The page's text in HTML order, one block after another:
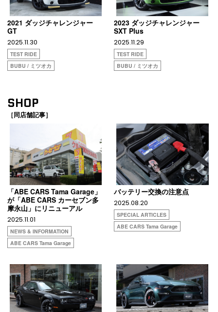
2021 ダッジチャレンジャー
GT
2025.11.30
TEST RIDE
BUBU / ミツオカ
2023 ダッジチャレンジャー
SXT Plus
2025.11.29
TEST RIDE
BUBU / ミツオカ
SHOP
［同店舗記事］
「ABE CARS Tama Garage」
が「ABE CARS カーセブン多
摩永山」にリニューアル
2025.11.01
NEWS & INFORMATION
ABE CARS Tama Garage
バッテリー交換の注意点
2025.08.20
SPECIAL ARTICLES
ABE CARS Tama Garage